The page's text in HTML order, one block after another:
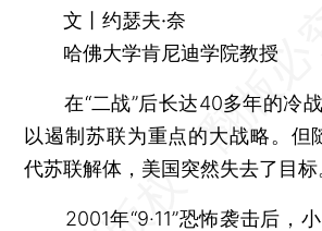
文丨约瑟夫·奈
哈佛大学肯尼迪学院教授
在“二战”后长达40多年的冷战
以遏制苏联为重点的大战略。但
代苏联解体，美国突然失去了目标
2001年“9·11”恐怖袭击后，